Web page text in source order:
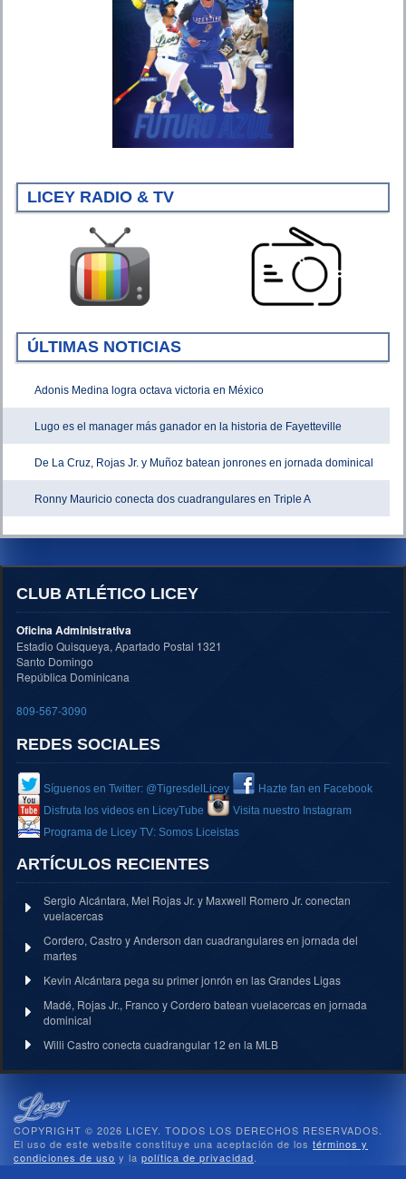
LICEY RADIO & TV
ÚLTIMAS NOTICIAS
Adonis Medina logra octava victoria en México
Lugo es el manager más ganador en la historia de Fayetteville
De La Cruz, Rojas Jr. y Muñoz batean jonrones en jornada dominical
Ronny Mauricio conecta dos cuadrangulares en Triple A
CLUB ATLÉTICO LICEY
Oficina Administrativa
Estadio Quisqueya, Apartado Postal 1321
Santo Domingo
República Dominicana
809-567-3090
REDES SOCIALES
Síguenos en Twitter: @TigresdelLicey
Hazte fan en Facebook
Disfruta los videos en LiceyTube
Visita nuestro Instagram
Programa de Licey TV: Somos Liceistas
ARTÍCULOS RECIENTES
Sergio Alcántara, Mel Rojas Jr. y Maxwell Romero Jr. conectan
vuelacercas
Cordero, Castro y Anderson dan cuadrangulares en jornada del
martes
Kevin Alcántara pega su primer jonrón en las Grandes Ligas
Madé, Rojas Jr., Franco y Cordero batean vuelacercas en jornada
dominical
Willi Castro conecta cuadrangular 12 en la MLB
COPYRIGHT © 2026 LICEY. TODOS LOS DERECHOS RESERVADOS.
El uso de este website constituye una aceptación de los términos y
condiciones de uso y la política de privacidad